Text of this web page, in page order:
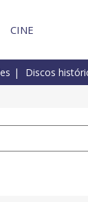
CINE
Discos